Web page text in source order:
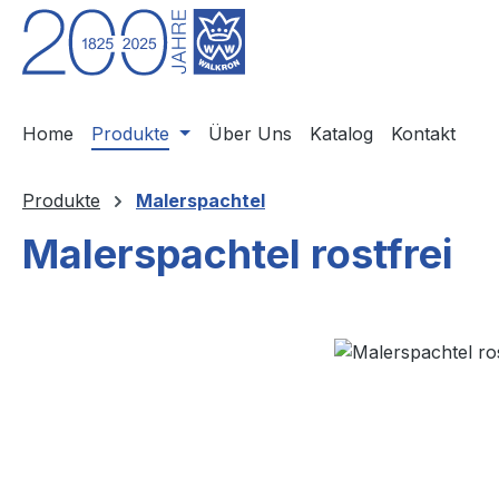
Hauptinhalt springen
Zur Suche springen
Zur Hauptnavigation springen
Home Produkte Über Uns Katalog Kontakt
Produkte Malerspachtel
Malerspachtel rostfrei